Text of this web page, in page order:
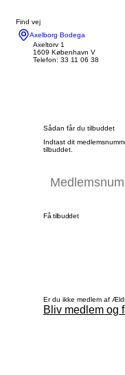
Find vej
Axelborg Bodega
Axeltorv 1
1609 København V
Telefon: 33 11 06 38
Sådan får du tilbuddet
Indtast dit
tilbuddet.
Få tilbuddet
Er du ikke medlem af
Bliv medlem og